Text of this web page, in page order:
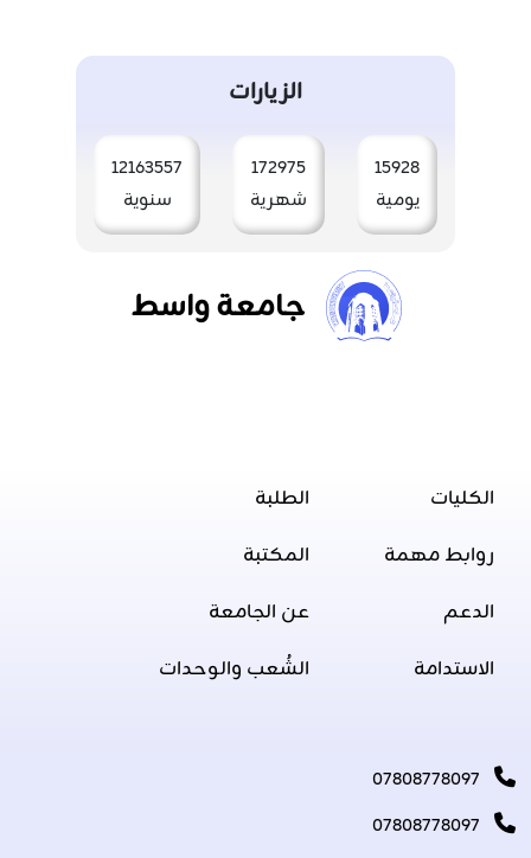
الزيارات
15928
يومية
172975
شهرية
12163557
سنوية
جامعة واسط
الكليات
روابط مهمة
الدعم
الاستدامة
الطلبة
المكتبة
عن الجامعة
الشُعب والوحدات
07808778097
07808778097